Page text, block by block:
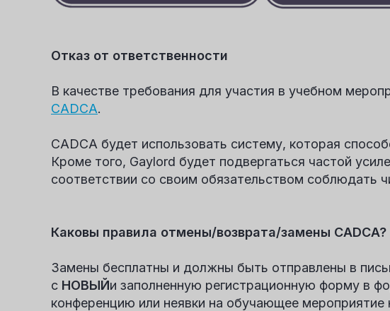
Отказ от ответственности
В качестве требования для участия в учебном
CADCA.
CADCA будет использовать систему, которая
Кроме того, Gaylord будет подвергаться частой
соответствии со своим обязательством соблюдать
Каковы правила отмены/возврата/замены CADCA?
Замены бесплатны и должны быть отправлены в
с НОВЫЙи заполненную регистрационную форму в
конференцию или неявки на обучающее